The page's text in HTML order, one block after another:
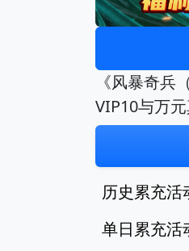
《风暴奇
VIP10与万
历史累充活
单日累充活